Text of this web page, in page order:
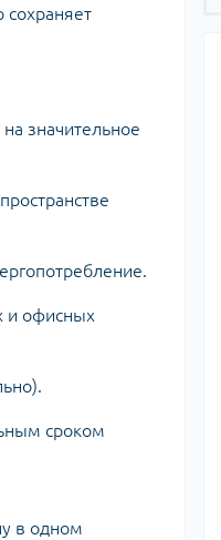
значительное
и офисных
сроком
в одном